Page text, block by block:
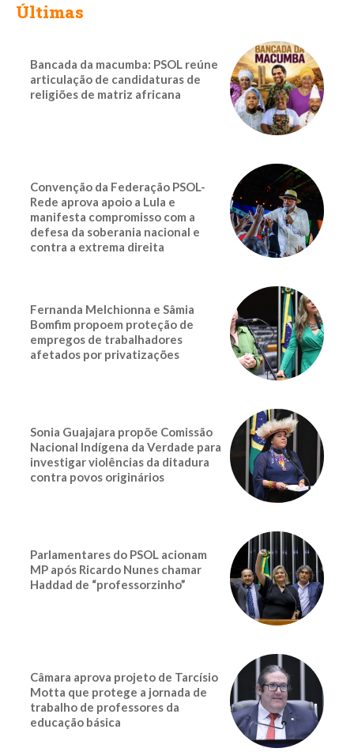
Últimas
Bancada da macumba: PSOL reúne
articulação de candidaturas de
religiões de matriz africana
Convenção da Federação PSOL-
Rede aprova apoio a Lula e
manifesta compromisso com a
defesa da soberania nacional e
contra a extrema direita
Fernanda Melchionna e Sâmia
Bomfim propoem proteção de
empregos de trabalhadores
afetados por privatizações
Sonia Guajajara propõe Comissão
Nacional Indígena da Verdade para
investigar violências da ditadura
contra povos originários
Parlamentares do PSOL acionam
MP após Ricardo Nunes chamar
Haddad de “professorzinho”
Câmara aprova projeto de Tarcísio
Motta que protege a jornada de
trabalho de professores da
educação básica